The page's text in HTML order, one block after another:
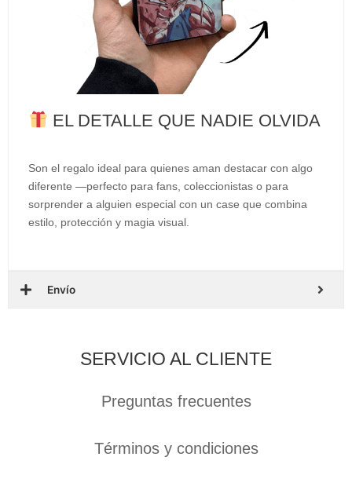
EL DETALLE QUE NADIE OLVIDA
Son el regalo ideal para quienes aman destacar con algo
diferente —perfecto para fans, coleccionistas o para
sorprender a alguien especial con un case que combina
estilo, protección y magia visual.
Envío
SERVICIO AL CLIENTE
Preguntas frecuentes
Términos y condiciones